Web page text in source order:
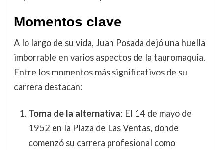
Momentos clave
A lo largo de su vida, Juan Posada dejó una huella
imborrable en varios aspectos de la tauromaquia.
Entre los momentos más significativos de su
carrera destacan:
Toma de la alternativa: El 14 de mayo de
1952 en la Plaza de Las Ventas, donde
comenzó su carrera profesional como